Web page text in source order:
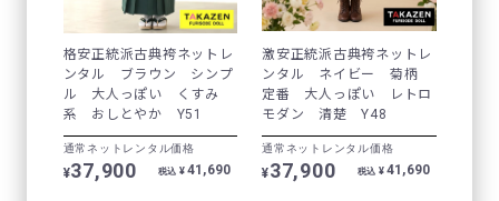
格安正統派古典袴ネットレ
ンタル ブラウン シンプ
ル 大人っぽい くすみ
系 おしとやか Y51
通常ネットレンタル価格
¥37,900 税込 ¥ 41,690
激安正統派古典袴ネットレ
ンタル ネイビー 菊柄
定番 大人っぽい レトロ
モダン 清楚 Y48
通常ネットレンタル価格
¥37,900 税込 ¥41,690